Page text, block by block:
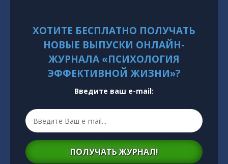
ХОТИТЕ БЕСПЛАТНО ПОЛУЧАТЬ
НОВЫЕ ВЫПУСКИ ОНЛАЙН-
ЖУРНАЛА «ПСИХОЛОГИЯ
ЭФФЕКТИВНОЙ ЖИЗНИ»?
Введите ваш e-mail:
ПОЛУЧАТЬ ЖУРНАЛ!